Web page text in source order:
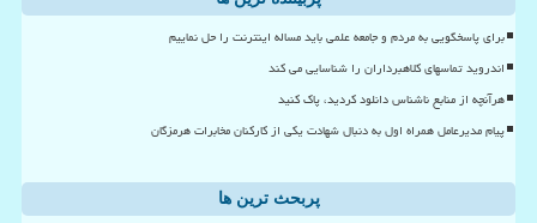
برای پاسخگویی به مردم و جامعه علمی باید مساله اینترنت را حل نماییم
اندروید تماسهای کلاهبرداران را شناسایی می کند
هرآنچه از منابع ناشناس دانلود کردید، پاک کنید
پیام مدیرعامل همراه اول به دنبال شهادت یکی از کارکنان مخابرات هرمزگان
پربحث ترین ها